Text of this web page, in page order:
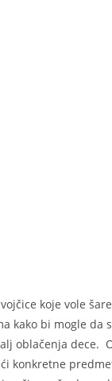
koje vole
kako bi mogle da
oblačenja dece.
konkretne